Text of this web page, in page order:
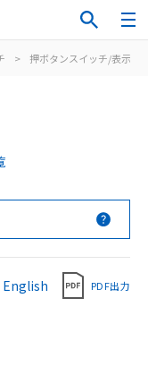
> 押ボタンスイッチ/表示灯
English PDF出力